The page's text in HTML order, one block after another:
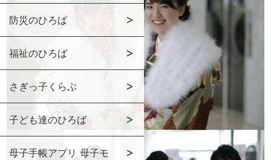
防災のひろば
福祉のひろば
さぎっ子くらぶ
子ども達のひろば
母子手帳アプリ 母子モ